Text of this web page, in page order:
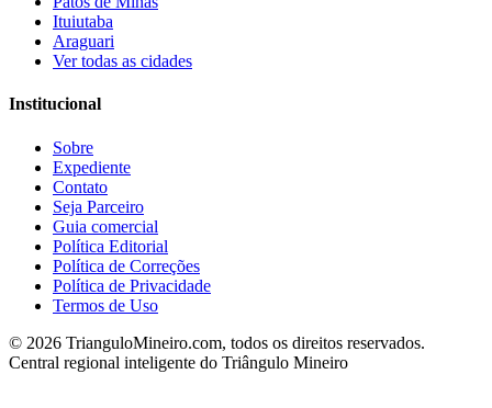
Ituiutaba
Araguari
Ver todas as cidades
Institucional
Sobre
Expediente
Contato
Seja Parceiro
Guia comercial
Política Editorial
Política de Correções
Política de Privacidade
Termos de Uso
© 2026 TrianguloMineiro.com, todos os direitos reservados.
Central regional inteligente do Triângulo Mineiro